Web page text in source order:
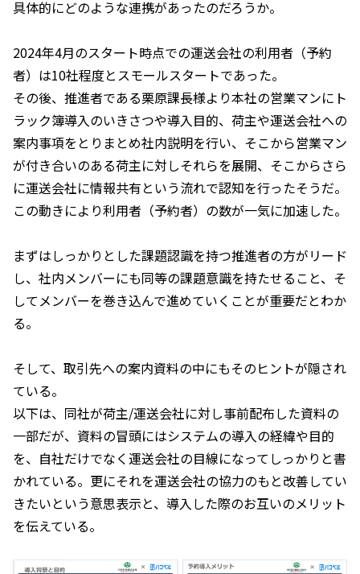
具体的にどのような連携があったのだろうか。
2024年4月のスタート時点での運送会社の利用者（予約
者）は10社程度とスモールスタートであった。
その後、推進者である栗原課長様より本社の営業マンにト
ラック簿導入のいきさつや導入目的、荷主や運送会社への
案内事項をとりまとめ社内説明を行い、そこから営業マン
が付き合いのある荷主に対しそれらを展開、そこからさら
に運送会社に情報共有という流れで認知を行ったそうだ。
この動きにより利用者（予約者）の数が一気に加速した。
まずはしっかりとした課題認識を持つ推進者の方がリード
し、社内メンバーにも同等の課題意識を持たせること、そ
してメンバーを巻き込んで進めていくことが重要だとわか
る。
そして、取引先への案内資料の中にもそのヒントが隠され
ている。
以下は、同社が荷主/運送会社に対し事前配布した資料の
一部だが、資料の冒頭にはシステムの導入の経緯や目的
を、自社だけでなく運送会社の目線になってしっかりと書
かれている。更にそれを運送会社の協力のもと改善してい
きたいという意思表示と、導入した際のお互いのメリット
を伝えている。